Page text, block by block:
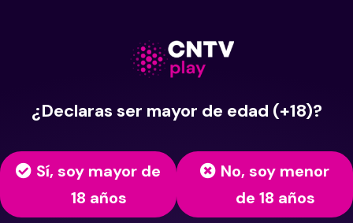
¿Declaras ser mayor de edad (+18)?
Sí, soy mayor de
18 años
No, soy menor
de 18 años